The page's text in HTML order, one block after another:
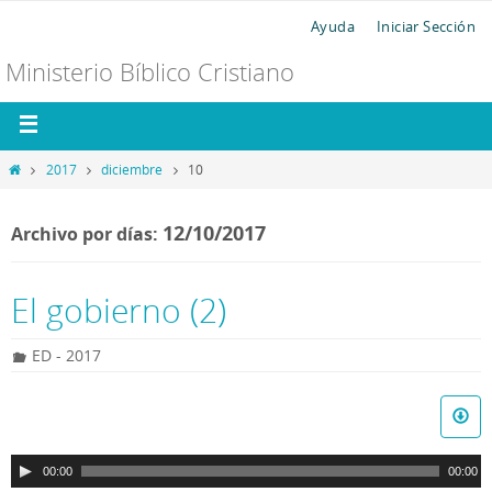
Ayuda Iniciar Sección
Ministerio Bíblico Cristiano
2017 diciembre 10
Archivo por días: 12/10/2017
El gobierno (2)
ED - 2017
p
00:00 00:00